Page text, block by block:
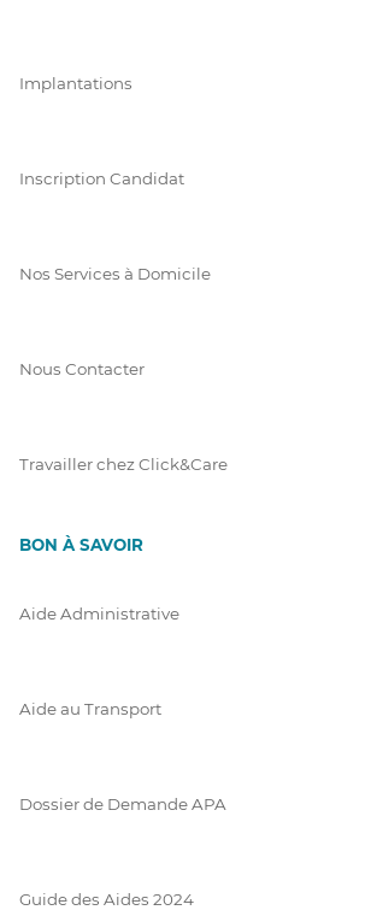
Implantations
Inscription Candidat
Nos Services à Domicile
Nous Contacter
Travailler chez Click&Care
BON À SAVOIR
Aide Administrative
Aide au Transport
Dossier de Demande APA
Guide des Aides 2024